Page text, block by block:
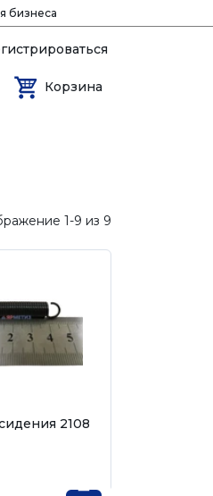
бизнеса
Корзина
1-9 из 9
2108